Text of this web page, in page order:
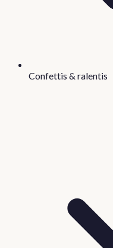
Confettis & ralentis